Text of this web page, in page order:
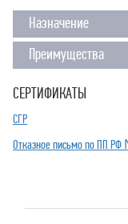
Назначение
Преимущества
СЕРТИФИКАТЫ
СГР
Отказное письмо по ПП